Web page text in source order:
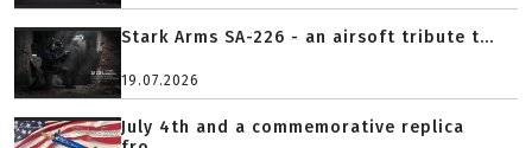
Stark Arms SA-226 - an airsoft tribute t...
19.07.2026
July 4th and a commemorative replica